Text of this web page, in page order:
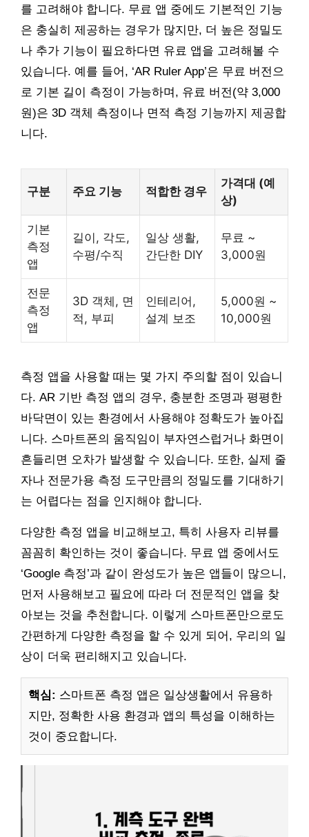
를 고려해야 합니다. 무료 앱 중에도 기본적인 기능
은 충실히 제공하는 경우가 많지만, 더 높은 정밀도
나 추가 기능이 필요하다면 유료 앱을 고려해볼 수
있습니다. 예를 들어, ‘AR Ruler App’은 무료 버전으
로 기본 길이 측정이 가능하며, 유료 버전(약 3,000
원)은 3D 객체 측정이나 면적 측정 기능까지 제공합
니다.
구분 주요 기능 적합한 경우
가격대 (예
상)
기본
측정
앱
길이, 각도,
수평/수직
일상 생활,
간단한 DIY
무료 ~
3,000원
전문
측정
앱
3D 객체, 면
적, 부피
인테리어,
설계 보조
5,000원 ~
10,000원
측정 앱을 사용할 때는 몇 가지 주의할 점이 있습니
다. AR 기반 측정 앱의 경우, 충분한 조명과 평평한
바닥면이 있는 환경에서 사용해야 정확도가 높아집
니다. 스마트폰의 움직임이 부자연스럽거나 화면이
흔들리면 오차가 발생할 수 있습니다. 또한, 실제 줄
자나 전문가용 측정 도구만큼의 정밀도를 기대하기
는 어렵다는 점을 인지해야 합니다.
다양한 측정 앱을 비교해보고, 특히 사용자 리뷰를
꼼꼼히 확인하는 것이 좋습니다. 무료 앱 중에서도
‘Google 측정’과 같이 완성도가 높은 앱들이 많으니,
먼저 사용해보고 필요에 따라 더 전문적인 앱을 찾
아보는 것을 추천합니다. 이렇게 스마트폰만으로도
간편하게 다양한 측정을 할 수 있게 되어, 우리의 일
상이 더욱 편리해지고 있습니다.
핵심: 스마트폰 측정 앱은 일상생활에서 유용하
지만, 정확한 사용 환경과 앱의 특성을 이해하는
것이 중요합니다.